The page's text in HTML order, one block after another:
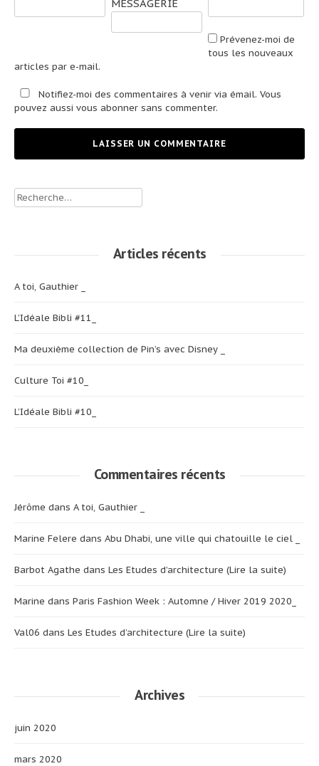
MESSAGERIE
Prévenez-moi de
tous les nouveaux
articles par e-mail.
Notifiez-moi des commentaires à venir via émail. Vous
pouvez aussi vous abonner sans commenter.
Rechercher :
Articles récents
A toi, Gauthier _
L’Idéale Bibli #11_
Ma deuxième collection de Pin’s avec Disney _
Culture Toi #10_
L’Idéale Bibli #10_
Commentaires récents
Jérôme dans A toi, Gauthier _
Marine Felere dans Abu Dhabi, une ville qui chatouille le ciel _
Barbot Agathe dans Les Etudes d’architecture (Lire la suite)
Marine dans Paris Fashion Week : Automne / Hiver 2019 2020_
Val06 dans Les Etudes d’architecture (Lire la suite)
Archives
juin 2020
mars 2020